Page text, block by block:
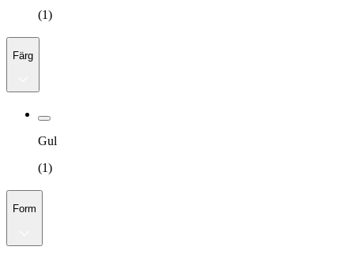
(1)
Färg
Gul
(1)
Form